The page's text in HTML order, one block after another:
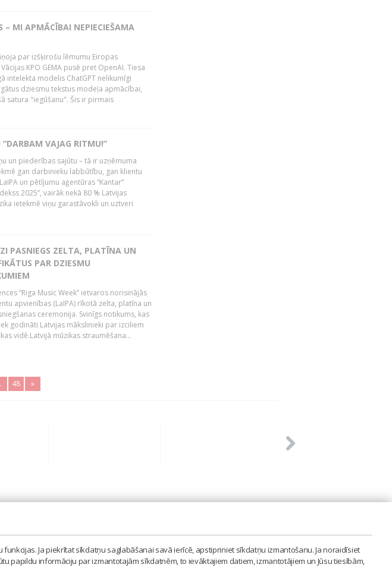
– MI APMĀCĪBAI NEPIECIEŠAMA
par izšķirošu lēmumu Eiropas
KPO GEMA pusē pret OpenAI. Tiesa
intelekta modelis ChatGPT nelikumīgi
dziesmu tekstus modeļa apmācībai,
satura "iegūšanu". Šis ir pirmais
VAJAG RITMU!”
un piederības sajūtu – tā ir uzņēmuma
gan darbinieku labbūtību, gan klientu
un pētījumu aģentūras “Kantar”
2025”, vairāk nekā 80 % Latvijas
ietekmē viņu garastāvokli un uztveri
PASNIEGS ZELTA, PLATĪNA UN
PAR DZIESMU
“Riga Music Week” ietvaros norisinājās
apvienības (LaIPA) rīkotā zelta, platīna un
ceremonija. Svinīgs notikums, kas
godināti Latvijas mākslinieki par izciliem
vidē.Latvijā mūzikas straumēšana...
48 »
20398873, E-PASTS: LAIPA[AT]LAIPA.ORG
Ja piekrītat sīkdatņu saglabāšanai savā ierīcē, apstipriniet sīkdatņu izmantošanu. Ja noraidīsiet
papildu informāciju par izmantotajām sīkdatnēm, to ievāktajiem datiem, izmantotājiem un Jūsu tiesībām,